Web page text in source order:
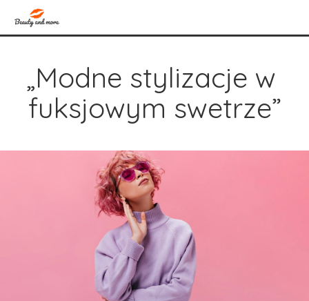
„Modne stylizacje w
fuksjowym swetrze”